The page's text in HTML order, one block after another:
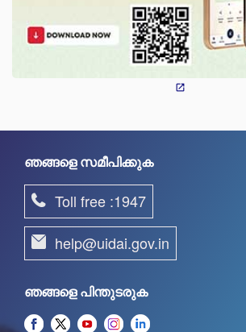
ഞങ്ങളെ സമീപിക്കുക
Toll free :1947
help@uidai.gov.in
ഞങ്ങളെ പിന്തുടരുക